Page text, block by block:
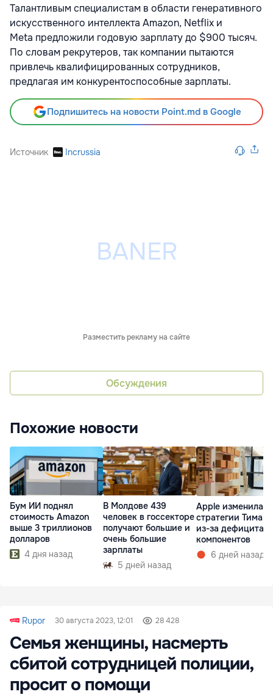
Талантливым специалистам в области генеративного
искусственного интеллекта Amazon, Netflix и
Meta предложили годовую зарплату до $900 тысяч.
По словам рекрутеров, так компании пытаются
привлечь квалифицированных сотрудников,
предлагая им конкурентоспособные зарплаты.
Подпишитесь на новости Point.md в Google
Источник Incrussia
Разместить рекламу на сайте
Обсуждения
Похожие новости
Бум ИИ поднял
стоимость Amazon
выше 3 триллионов
долларов
4 дня назад
В Молдове 439
человек в госсекторе
получают большие и
очень большие
зарплаты
5 дней назад
Apple изменила
стратегии Тима
из-за дефицита
компонентов
6 дней назад
Rupor 30 августа 2023, 12:01 28 428
Семья женщины, насмерть
сбитой сотрудницей полиции,
просит о помощи